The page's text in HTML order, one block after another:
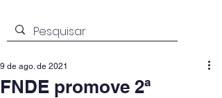
FNDE promove 2ª
9 de ago. de 2021